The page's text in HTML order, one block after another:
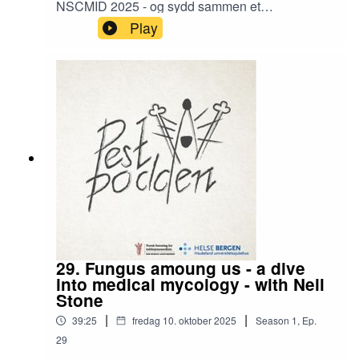
NSCMID 2025 - og sydd sammen et
sammendrag fra denne årlige, nordiske
konferansen. Gjør deg klar for litt av høstens
infeksjonsmedisinske nyheter - og litt
Play
29. Fungus amoung us - a dive
into medical mycology - with Neil
Stone
39:25 | fredag 10. oktober 2025 | Season 1, Ep.
29